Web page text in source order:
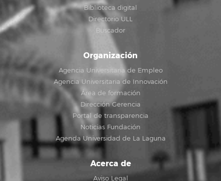
Biblioteca digital
Directorio ULL
Buscador
Organización
Agencia Universitaria de Empleo
Agencia Universitaria de Innovación
Área de formación
Dirección Gerencia
Portal de transparencia
Noticias Fundación
Agenda Universidad de La Laguna
Acerca de
Aviso Legal